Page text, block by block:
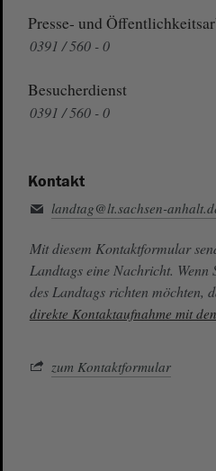
Presse- und
0391 / 560 - 0
Besucherdienst
0391 / 560 - 0
Kontakt
landtag@lt.sachsen-
Mit diesem Kontaktformular
Landtags eine Nachricht. Wenn
des Landtags richten möchten,
direkte Kontaktaufnahme mit
zum Kontaktformular